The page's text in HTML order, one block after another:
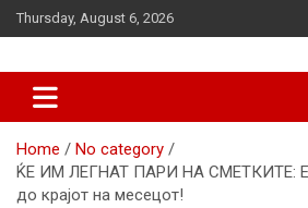
Skip
to
Thursday, August 6, 2026
d7-news.com
Home
No category
ЌЕ ИМ ЛЕГНАТ ПАРИ НА СМЕТКИТЕ:
до крајот на месецот!